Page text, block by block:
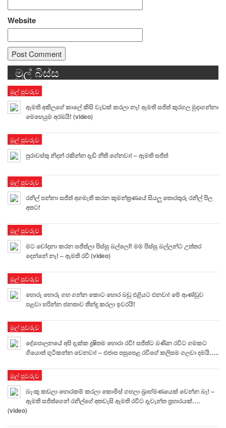
Website
Alternative:
මුල් බිස්ස
මුල් පුවරුව
ඇමති අකිලගේ කාලේ කිසි වැඩක් කරලා නෑ! ඇමති සජිත් කුරගල මුදාගන්නා
මෙහෙයුම අරඹයි! (video)
මුල් පුවරුව
පුරාවස්තු නිදන් රකින්න දැඩි නීති ගේනවා! – ඇමති සජිත්
මුල් පුවරුව
රනිල් පන්නා සජිත් අගමැති කරන කුමන්ත්‍රණයේ සියලු තොරතුරු රනිල් පිල
අතට!
මුල් පුවරුව
මට චෝදනා කරන සජිත්ලා පිස්සු බල්ලෝ! මම පිස්සු බල්ලන්ට උත්තර
දෙන්නේ නෑ! – ඇමති රවී (video)
මුල් පුවරුව
හොරු හොරු ගහ ගන්න කොට හොර බඩු එළියට එනවා! මේ ආණ්ඩුව
පළවා හරින්න ජනතාව තීන්දු කරලා ඉවරයි!
මුල් පුවරුව
දේශපාලනයේ අපි දැක්ක දූෂිතම හොරා රවී! සජිත්ට බණින රවීට ගමකට
ගියොත් ගුටිකන්න වෙනවා! – එජාප පසුපෙළ රවීගේ කලිසම ගලවා දමයි…..
මුල් පුවරුව
බැංකු කඩලා හොරකම් කරලා කොමිස් ගහලා බ්‍රාහ්මණයෙක් වෙන්න බෑ! –
ඇමති සජිත්ගෙන් රනිල්ගේ අතවැසි ඇමති රවීට දැවැන්ත ප්‍රහාරයක්….
(video)